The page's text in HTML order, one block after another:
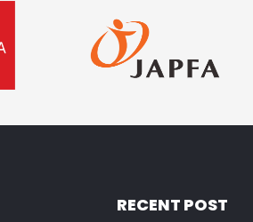
RECENT POST